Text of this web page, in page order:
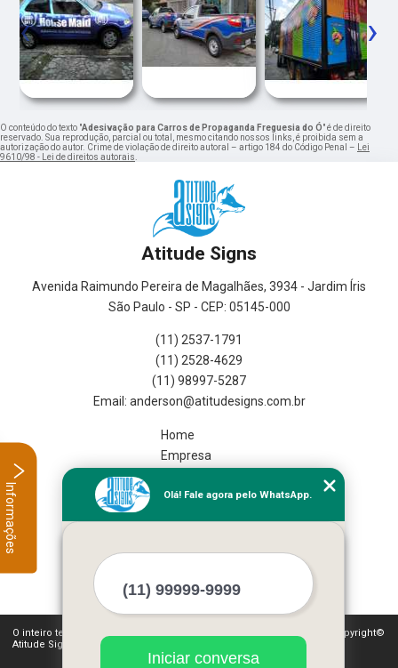
‹ ›
O conteúdo do texto "Adesivação para Carros de Propaganda Freguesia do Ó" é de direito
reservado. Sua reprodução, parcial ou total, mesmo citando nossos links, é proibida sem a
autorização do autor. Crime de violação de direito autoral – artigo 184 do Código Penal –
Lei
9610/98 - Lei de direitos autorais
Atitude Signs
Avenida Raimundo Pereira de Magalhães, 3934 - Jardim Íris
São Paulo - SP - CEP: 05145-000
(11) 2537-1791
(11) 2528-4629
(11) 98997-5287
Home
Empresa
Serviços
Mais Serviços
O inteiro teor deste site está sujeito à proteção de direitos autorais. Copyright©
Atitude Signs (Lei 9610 de 19/02/1998)
Olá! Fale agora pelo WhatsApp.
Iniciar conversa
Informações